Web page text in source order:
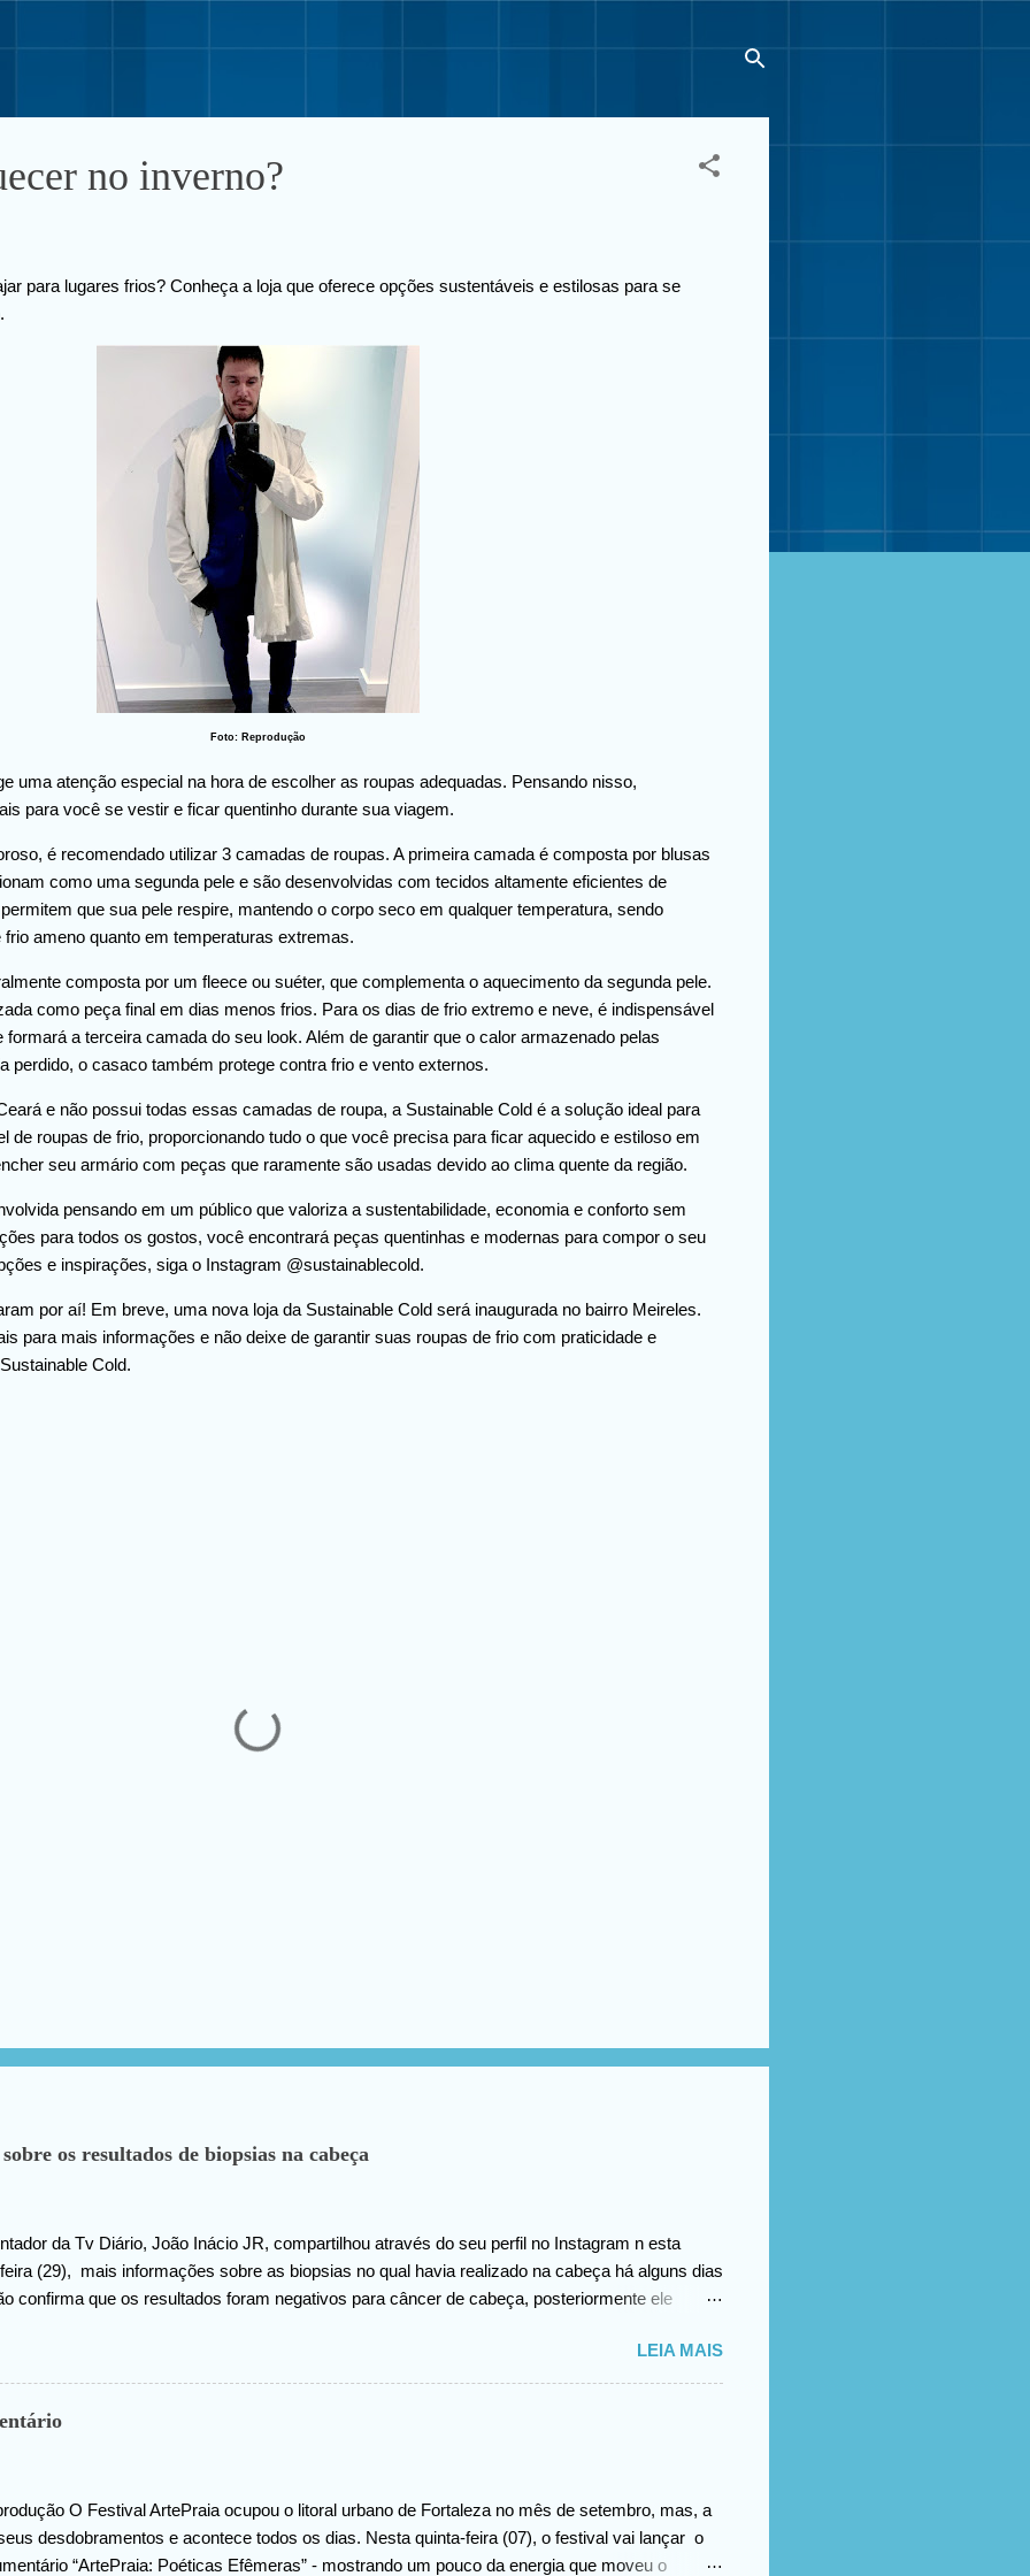
no inverno?
para lugares frios? Conheça a loja que oferece opções sustentáveis e estilosas para se
Foto: Reprodução
uma atenção especial na hora de escolher as roupas adequadas. Pensando nisso,
para você se vestir e ficar quentinho durante sua viagem.
é recomendado utilizar 3 camadas de roupas. A primeira camada é composta por blusas
como uma segunda pele e são desenvolvidas com tecidos altamente eficientes de
que sua pele respire, mantendo o corpo seco em qualquer temperatura, sendo
ameno quanto em temperaturas extremas.
composta por um fleece ou suéter, que complementa o aquecimento da segunda pele.
como peça final em dias menos frios. Para os dias de frio extremo e neve, é indispensável
a terceira camada do seu look. Além de garantir que o calor armazenado pelas
perdido, o casaco também protege contra frio e vento externos.
e não possui todas essas camadas de roupa, a Sustainable Cold é a solução ideal para
de roupas de frio, proporcionando tudo o que você precisa para ficar aquecido e estiloso em
seu armário com peças que raramente são usadas devido ao clima quente da região.
pensando em um público que valoriza a sustentabilidade, economia e conforto sem
para todos os gostos, você encontrará peças quentinhas e modernas para compor o seu
e inspirações, siga o Instagram @sustainablecold.
por aí! Em breve, uma nova loja da Sustainable Cold será inaugurada no bairro Meireles.
para mais informações e não deixe de garantir suas roupas de frio com praticidade e
Cold.
os resultados de biopsias na cabeça
da Tv Diário, João Inácio JR, compartilhou através do seu perfil no Instagram n esta
(29), mais informações sobre as biopsias no qual havia realizado na cabeça há alguns dias
confirma que os resultados foram negativos para câncer de cabeça, posteriormente ele
LEIA MAIS
O Festival ArtePraia ocupou o litoral urbano de Fortaleza no mês de setembro, mas, a
desdobramentos e acontece todos os dias. Nesta quinta-feira (07), o festival vai lançar o
“ArtePraia: Poéticas Efêmeras” - mostrando um pouco da energia que moveu o